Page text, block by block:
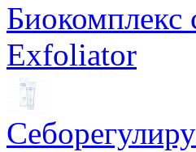
Exfoliator